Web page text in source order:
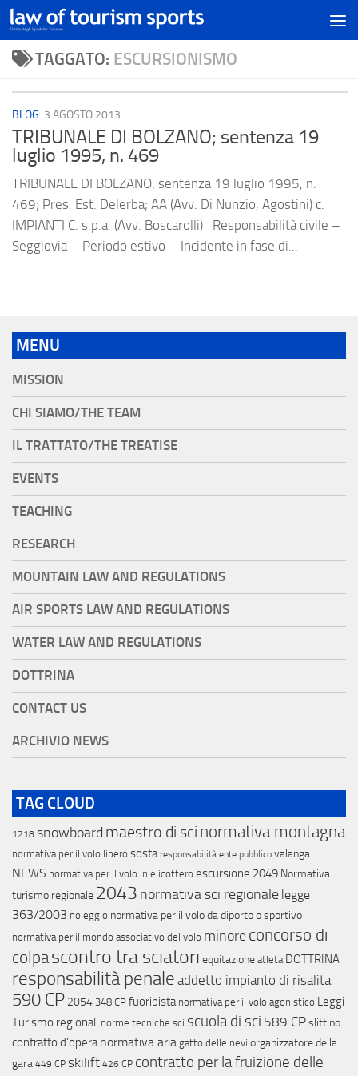
TAGGATO: ESCURSIONISMO
BLOG 3 AGOSTO 2013
TRIBUNALE DI BOLZANO; sentenza 19
luglio 1995, n. 469
TRIBUNALE DI BOLZANO; sentenza 19 luglio 1995, n.
469; Pres. Est. Delerba; AA (Avv. Di Nunzio, Agostini) c.
IMPIANTI C. s.p.a. (Avv. Boscarolli) Responsabilità civile –
Seggiovia – Periodo estivo – Incidente in fase di...
MENU
MISSION
CHI SIAMO/THE TEAM
IL TRATTATO/THE TREATISE
EVENTS
TEACHING
RESEARCH
MOUNTAIN LAW AND REGULATIONS
AIR SPORTS LAW AND REGULATIONS
WATER LAW AND REGULATIONS
DOTTRINA
CONTACT US
ARCHIVIO NEWS
TAG CLOUD
1218 snowboard maestro di sci normativa montagna
normativa per il volo libero sosta responsabilità ente pubblico valanga
NEWS normativa per il volo in elicottero escursione 2049 Normativa
turismo regionale 2043 normativa sci regionale legge
363/2003 noleggio normativa per il volo da diporto o sportivo
normativa per il mondo associativo del volo minoreconcorso di
colpascontro tra sciatori equitazione atleta DOTTRINA
responsabilità penale addetto impianto di risalita
590 CP 2054 348 CP fuoripista normativa per il volo agonistico Leggi
Turismo regionali norme tecniche sci scuola di sci 589 CPslittino
contratto d'opera normativa aria gatto delle nevi organizzatore della
gara 449 CP skilift 426 CP contratto per la fruizione delle